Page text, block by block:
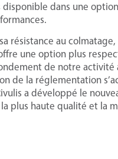
dans une
résistance au
une option plus
de notre
de la réglementation
a développé le
plus haute qualité et la